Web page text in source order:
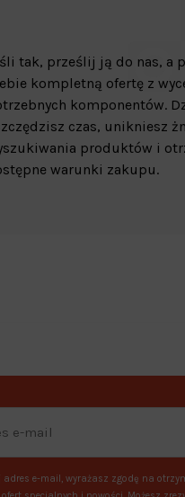
tak, prześlij ją do nas, a
kompletną ofertę z
komponentów.
czas, unikniesz
produktów i
warunki zakupu.
adres e-mail, wyrażasz zgodę na